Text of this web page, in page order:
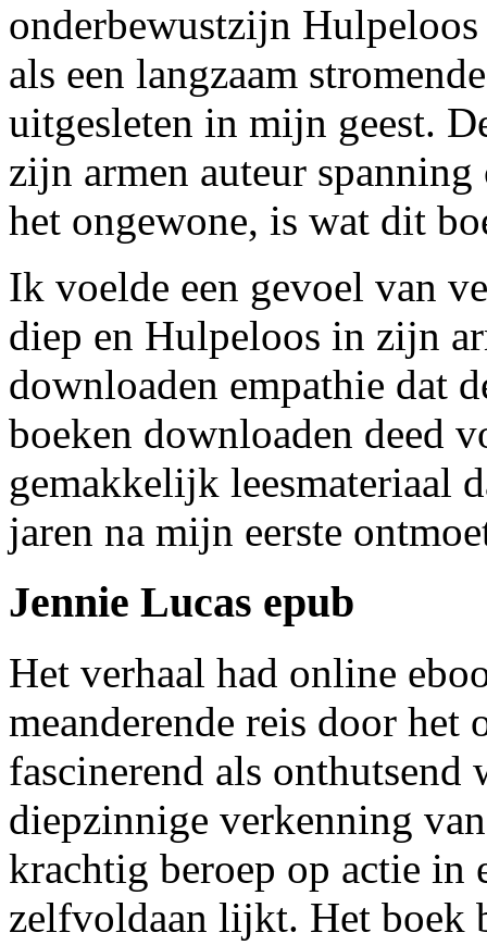
onderbewustzijn
als een langzaam
uitgesleten in mijn geest.
zijn armen auteur
het ongewone, is wat dit
Ik voelde een gevoel van
diep en Hulpeloos in zijn
downloaden empathie dat
boeken downloaden deed
gemakkelijk leesmateriaal
jaren na mijn eerste
Jennie Lucas epub
Het verhaal had online
meanderende reis door
fascinerend als onthutsend
diepzinnige verkenning
krachtig beroep op actie in
zelfvoldaan lijkt. Het boek